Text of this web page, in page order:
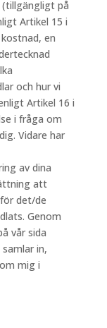
(tillgängligt på
Artikel 15 i
en
och hur vi
Artikel 16 i
i fråga om
Vidare har
av dina
att
det/de
Genom
vår sida
in,
mig i